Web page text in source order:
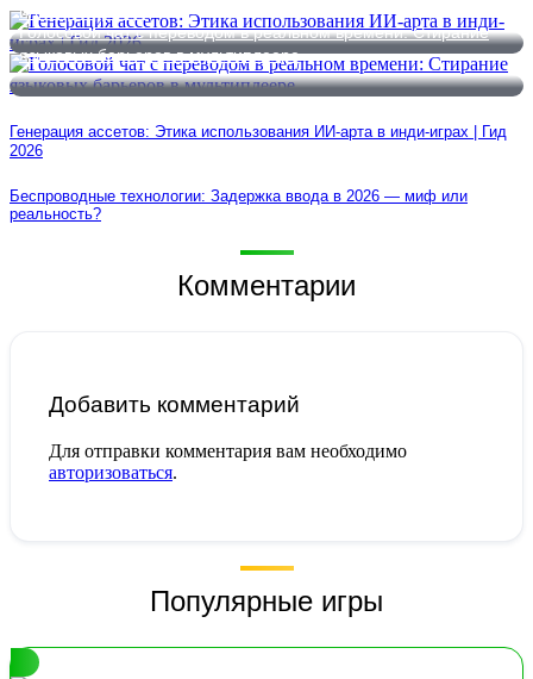
играх | Гид 2026
Голосовой чат с переводом в реальном времени: Стирание
языковых барьеров в мультиплеере
Генерация ассетов: Этика использования ИИ-арта в инди-играх | Гид
2026
Беспроводные технологии: Задержка ввода в 2026 — миф или
реальность?
Комментарии
Добавить комментарий
Для отправки комментария вам необходимо
авторизоваться.
Популярные игры